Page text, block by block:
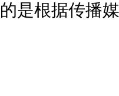
的是根据传播